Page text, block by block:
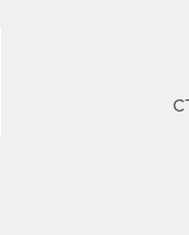
305040,